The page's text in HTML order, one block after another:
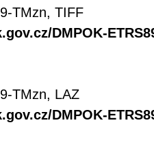
TMzn, TIFF
DMPOK-
TMzn, LAZ
DMPOK-